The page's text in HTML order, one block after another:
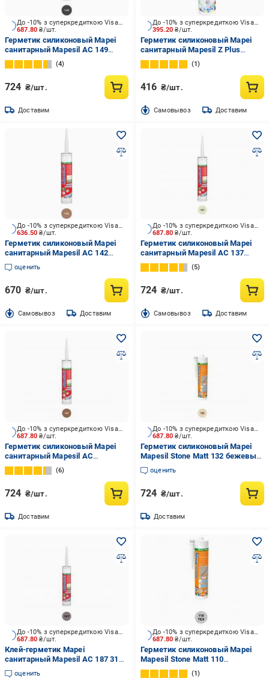
687.80₴/шт.
До -10% з суперкредиткою Visa Вигода
Герметик силиконовый Mapei
санитарный Mapesil AC 149
вулканический песок
вулканический песок 310 мл
4
724 ₴/шт.
Доставим
395.20₴/шт.
До -10% з суперкредиткою Visa Вигода
Герметик силиконовый Mapei
санитарный Mapesil Z Plus
прозрачный 280 мл
1
416 ₴/шт.
Cамовывоз Доставим
636.50₴/шт.
До -10% з суперкредиткою Visa Вигода
Герметик силиконовый Mapei
санитарный Mapesil AC 142
коричневый 310 мл
оценить
670 ₴/шт.
Cамовывоз Доставим
687.80₴/шт.
До -10% з суперкредиткою Visa Вигода
Герметик силиконовый Mapei
санитарный Mapesil AC 137
карибский карибский 310 мл
5
724 ₴/шт.
Cамовывоз Доставим
687.80₴/шт.
До -10% з суперкредиткою Visa Вигода
Герметик силиконовый Mapei
санитарный Mapesil AC
лакриция лакриция 310 мл
6
724 ₴/шт.
Доставим
687.80₴/шт.
До -10% з суперкредиткою Visa Вигода
Герметик силиконовый Mapei
Mapesil Stone Matt 132 бежевый
310 мл
оценить
724 ₴/шт.
Доставим
687.80₴/шт.
До -10% з суперкредиткою Visa Вигода
Клей-герметик Mapei
санитарный Mapesil AC 187 310
мл 0,31 кг
оценить
687.80₴/шт.
До -10% з суперкредиткою Visa Вигода
Герметик силиконовый Mapei
Mapesil Stone Matt 110
манхэттен 310 мл
1